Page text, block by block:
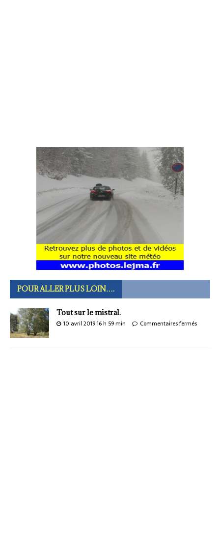
POUR ALLER PLUS LOIN….
Tout sur le mistral.
10 avril 2019 16 h 59 min Commentaires fermés